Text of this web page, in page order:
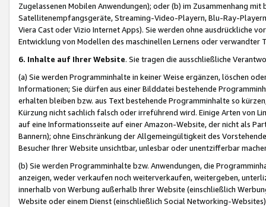
Zugelassenen Mobilen Anwendungen); oder (b) im Zusammenhang
Satellitenempfangsgeräte, Streaming-Video-Playern, Blu-Ray-
Viera Cast oder Vizio Internet Apps). Sie werden ohne ausdrückliche
Entwicklung von Modellen des maschinellen Lernens oder
6. Inhalte auf Ihrer Website. Sie tragen die ausschließliche
(a) Sie werden Programminhalte in keiner Weise ergänzen, löschen
Informationen; Sie dürfen aus einer Bilddatei bestehende
erhalten bleiben bzw. aus Text bestehende Programminhalte so
Kürzung nicht sachlich falsch oder irreführend wird. Einige Arten von
auf eine Informationsseite auf einer Amazon-Website, der nicht als
Bannern); ohne Einschränkung der Allgemeingültigkeit des
Besucher Ihrer Website unsichtbar, unlesbar oder unentzifferbar
(b) Sie werden Programminhalte bzw. Anwendungen, die
anzeigen, weder verkaufen noch weiterverkaufen, weitergeben,
innerhalb von Werbung außerhalb Ihrer Website (einschließlich
Website oder einem Dienst (einschließlich Social Networking-